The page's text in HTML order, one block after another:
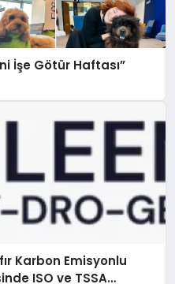
İşe Götür Haftası”
Karbon Emisyonlu
ISO ve TSSA